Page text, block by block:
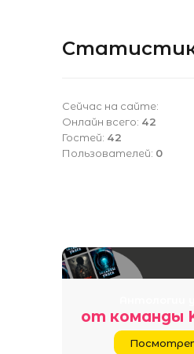
Сейчас на сайте:
Онлайн всего: 42
Гостей: 42
Пользователей: 0
от команды